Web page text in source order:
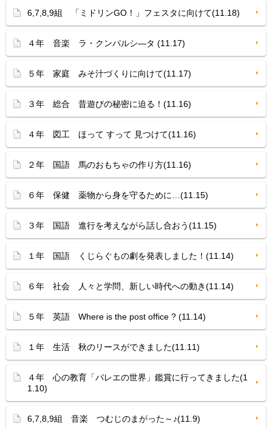
6,7,8,9組 「ミドリンGO！」フェスタに向けて(11.18)
４年 音楽 ラ・クンパルシ—タ (11.17)
５年 家庭 みそ汁づくりに向けて(11.17)
３年 総合 昔遊びの秘密に迫る！(11.16)
４年 図工 ほって すって 見つけて(11.16)
２年 国語 馬のおもちゃの作り方(11.16)
６年 保健 薬物から身を守るために…(11.15)
３年 国語 進行を考えながら話し合おう(11.15)
１年 国語 くじらぐもの劇を発表しました！(11.14)
６年 社会 人々と学問、新しい時代への動き(11.14)
５年 英語 Where is the post office ? (11.14)
１年 生活 秋のリースができました(11.11)
４年 心の教育「バレエの世界」鑑賞に行ってきました(1
1.10)
6,7,8,9組 音楽 つむじのまがった～♪(11.9)